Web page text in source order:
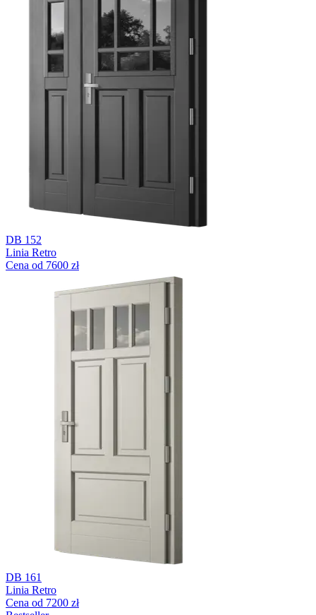
DB 152
Linia Retro
Cena od 7600 zł
DB 161
Linia Retro
Cena od 7200 zł